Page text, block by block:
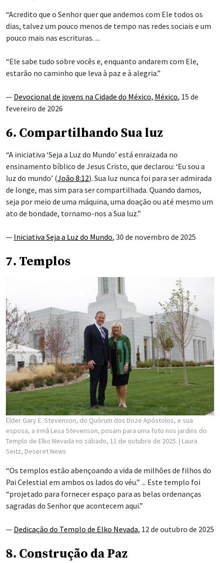
“Acredito que o Senhor quer que andemos com Ele todos os
dias, talvez um pouco menos de tempo nas redes sociais e um
pouco mais nas escrituras. ...
“Ele sabe tudo sobre vocês e, enquanto andarem com Ele,
estarão no caminho que leva à paz e à alegria.”
— Devocional de jovens na Cidade do México, México, 15 de
fevereiro de 2026
6. Compartilhando Sua luz
“A iniciativa ‘Seja a Luz do Mundo’ está enraizada no
ensinamento bíblico de Jesus Cristo, que declarou: ‘Eu sou a
luz do mundo’ (João 8:12). Sua luz nunca foi para ser admirada
de longe, mas sim para ser compartilhada. Quando damos,
seja por meio de uma máquina, uma doação ou até mesmo um
ato de bondade, tornamo-nos a Sua luz.”
— Iniciativa Seja a Luz do Mundo, 30 de novembro de 2025
7. Templos
Élder Gary E. Stevenson, do Quórum dos Doze Apóstolos, e sua
esposa, a irmã Lesa Stevenson, posam para uma foto nos jardins do
Templo de Elko Nevada no sábado, 11 de outubro de 2025. | Laura
Seitz, Deseret News
“Os templos estão abençoando a vida de milhões de filhos do
Pai Celestial em ambos os lados do véu.” ... Este templo foi
“projetado para fornecer espaço para as belas ordenanças
sagradas do Senhor que acontecem aqui.”
— Dedicação do Templo de Elko Nevada, 12 de outubro de 2025
8. Construção da Paz